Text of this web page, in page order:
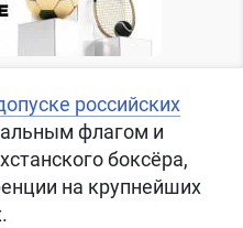
российских
флагом и
боксёра,
на крупнейших